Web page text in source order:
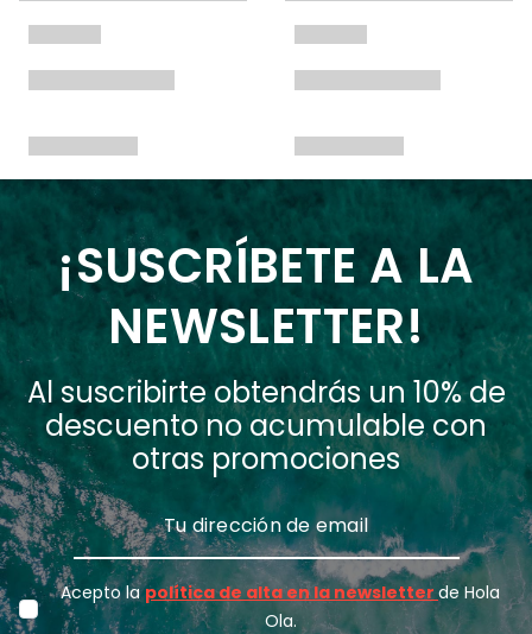
¡SUSCRÍBETE A LA
NEWSLETTER!
Al suscribirte obtendrás un 10% de
descuento no acumulable con
otras promociones
Acepto lapolítica de alta en la newsletter de Hola
Ola.